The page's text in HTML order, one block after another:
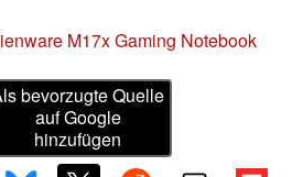
M17x Gaming Notebook
bevorzugte Quelle
auf Google
hinzufügen